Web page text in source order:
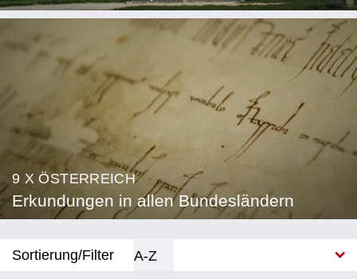
9 X ÖSTERREICH
Erkundungen in allen Bundesländern
Sortierung/Filter
A-Z